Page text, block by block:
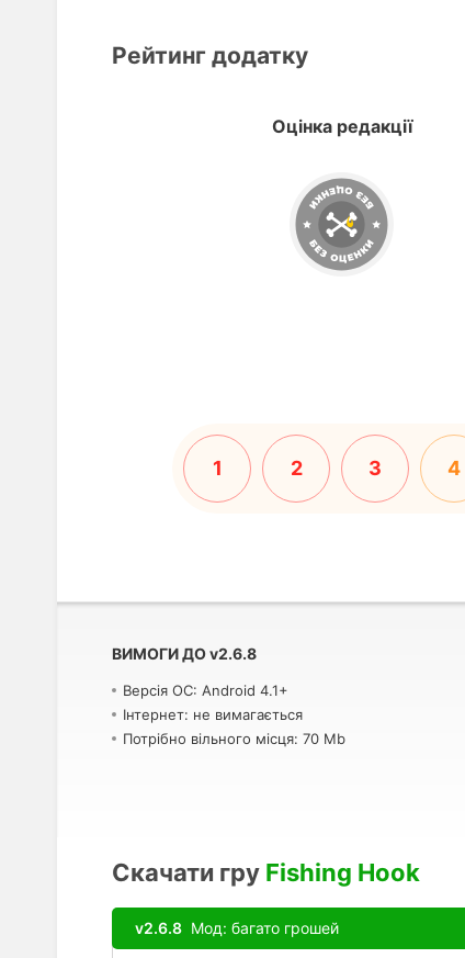
Рейтинг додатку
Оцінка редакції
1 2 3 4
ВИМОГИ ДОv2.6.8
Версія ОС: Android 4.1+
Інтернет: не вимагається
Потрібно вільного місця: 70 Mb
Скачати гру Fishing Hook
v2.6.8 Мод: багато грошей